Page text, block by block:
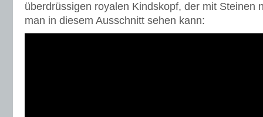
überdrüssigen royalen Kindskopf, der mit Steinen
man in diesem Ausschnitt sehen kann: